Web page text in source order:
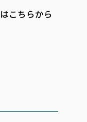
こちらから